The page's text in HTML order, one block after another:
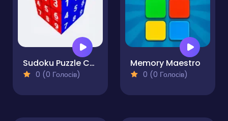
Sudoku Puzzle Cube
0 (0 Голосів)
Memory Maestro
0 (0 Голосів)